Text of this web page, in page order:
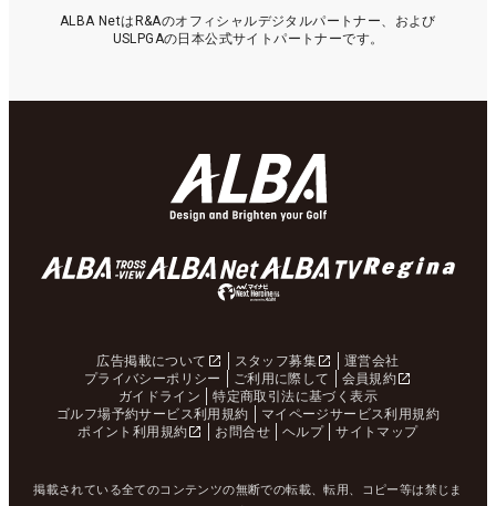
ALBA NetはR&Aのオフィシャルデジタルパートナー、および
USLPGAの日本公式サイトパートナーです。
広告掲載について スタッフ募集
運営会社
プライバシーポリシー
ご利用に際して
会員規約
ガイドライン
特定商取引法に基づく表示
ゴルフ場予約サービス利用規約
マイページサービス利用規約
ポイント利用規約
お問合せ ヘルプ サイトマップ
掲載されている全てのコンテンツの無断での転載、転用、コピー等は禁じま